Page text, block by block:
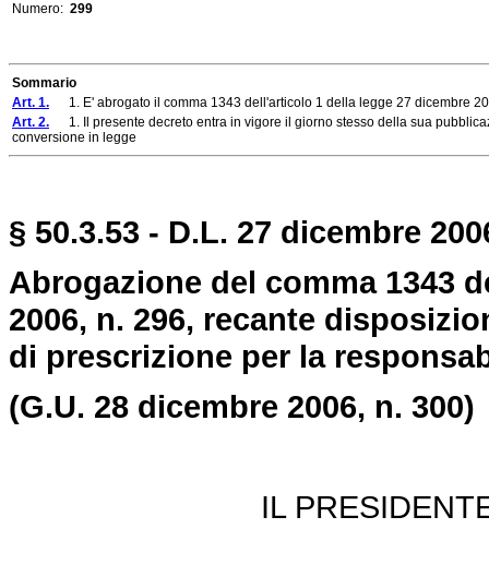
Numero: 299
Sommario
Art. 1. 1. E' abrogato il comma 1343 dell'articolo 1 della legge 27 dicembre
Art. 2. 1. Il presente decreto entra in vigore il giorno stesso della sua
conversione in legge
§ 50.3.53 - D.L. 27 dicembre
Abrogazione del comma 1343
2006, n. 296, recante
di prescrizione per la
(G.U. 28 dicembre 2006, n. 300)
IL